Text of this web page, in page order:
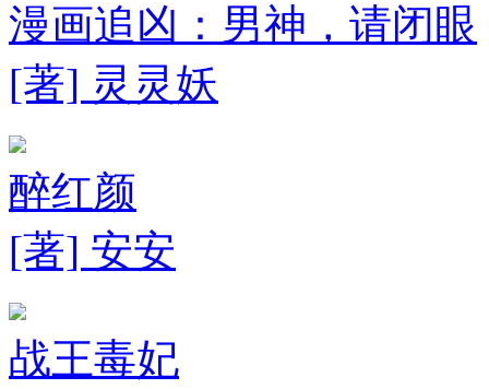
漫画追凶：男神，请闭眼
[著] 灵灵妖
醉红颜
[著] 安安
战王毒妃